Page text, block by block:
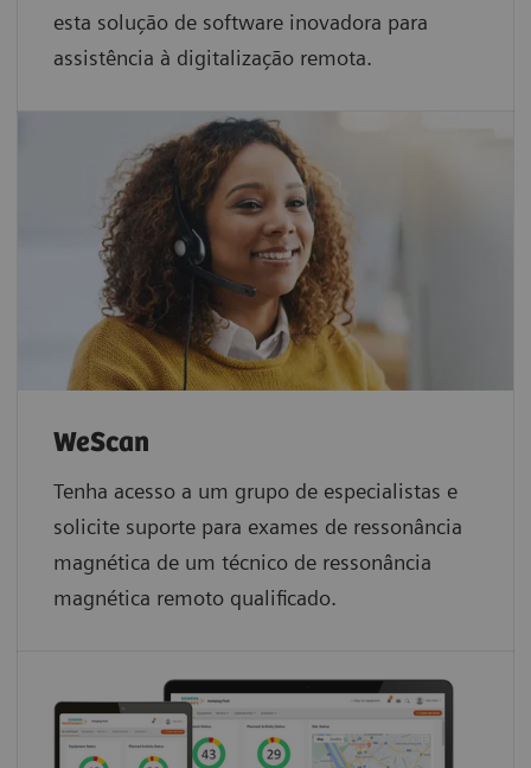
esta solução de software inovadora para
assistência à digitalização remota.
WeScan
Tenha acesso a um grupo de especialistas e
solicite suporte para exames de ressonância
magnética de um técnico de ressonância
magnética remoto qualificado.